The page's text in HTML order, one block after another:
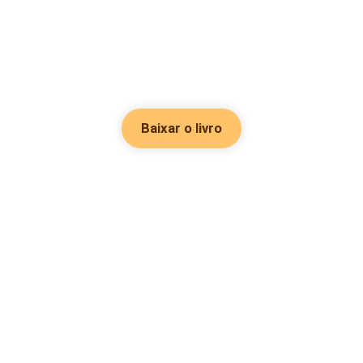
Baixar o livro